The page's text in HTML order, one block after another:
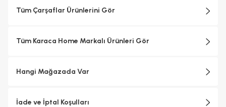
Tüm Çarşaflar Ürünlerini Gör
Tüm Karaca Home Markalı Ürünleri Gör
Hangi Mağazada Var
İade ve İptal Koşulları